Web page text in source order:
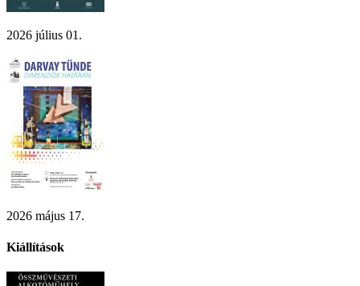
2026 július 01.
2026 május 17.
Kiállítások